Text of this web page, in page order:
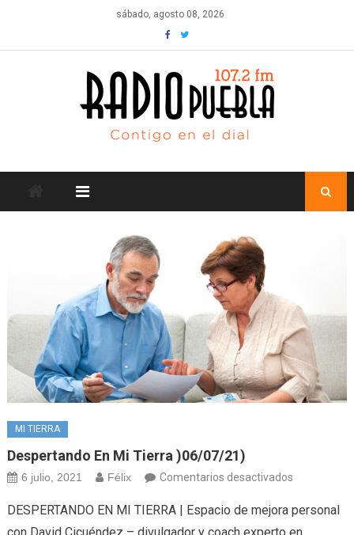
content
sábado, agosto 08, 2026
MI TIERRA
Despertando En Mi Tierra )06/07/21)
6 julio, 2021 Félix Comentarios desactivadosen
en
DESPERTANDO EN MI TIERRA | Espacio de mejora personal
con David Cicuéndez – divulgador y coach experto en